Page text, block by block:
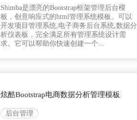
Shimba是漂亮的Bootstrap框架管理后台模
板，创意响应式的html管理系统模板。可以
开发项目管理系统,电子商务后台系统,数据分
析仪表板，完全满足所有管理系统设计需
求。它可以帮助你快速创建一个...
炫酷Bootstrap电商数据分析管理模板
后台管理